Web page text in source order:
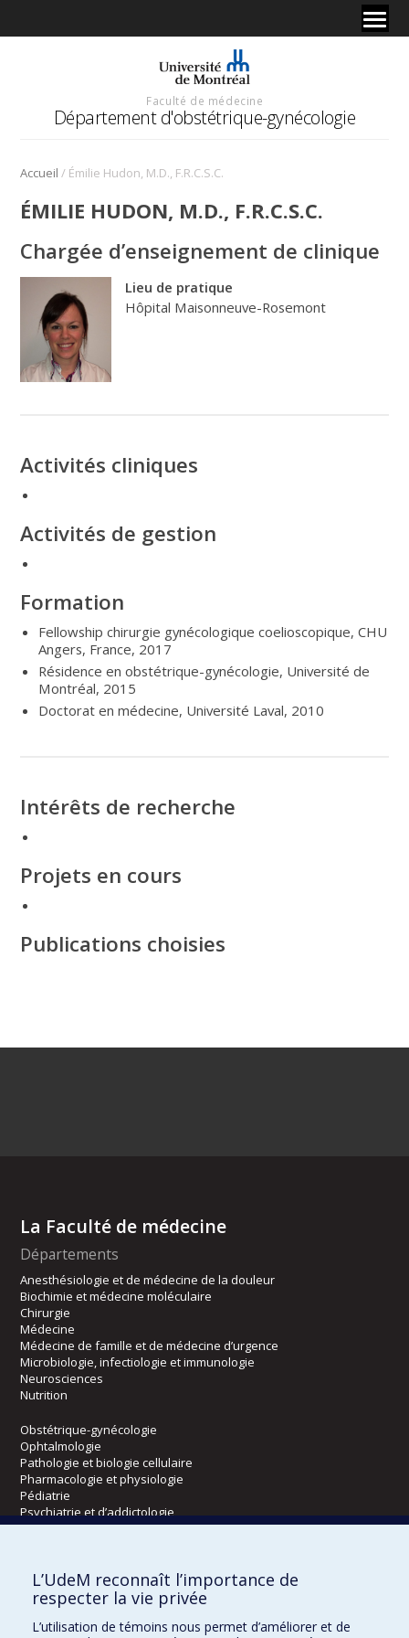
Faculté de médecine
Département d'obstétrique-gynécologie
Accueil / Émilie Hudon, M.D., F.R.C.S.C.
ÉMILIE HUDON, M.D., F.R.C.S.C.
Chargée d’enseignement de clinique
Lieu de pratique
Hôpital Maisonneuve-Rosemont
Activités cliniques
Activités de gestion
Formation
Fellowship chirurgie gynécologique coelioscopique, CHU
Angers, France, 2017
Résidence en obstétrique-gynécologie, Université de
Montréal, 2015
Doctorat en médecine, Université Laval, 2010
Intérêts de recherche
Projets en cours
Publications choisies
La Faculté de médecine
Départements
Anesthésiologie et de médecine de la douleur
Biochimie et médecine moléculaire
Chirurgie
Médecine
Médecine de famille et de médecine d’urgence
Microbiologie, infectiologie et immunologie
Neurosciences
Nutrition
Obstétrique-gynécologie
Ophtalmologie
Pathologie et biologie cellulaire
Pharmacologie et physiologie
Pédiatrie
Psychiatrie et d’addictologie
Radiologie, radio-oncologie et médecine nucléaire
Écoles
Orthophonie et audiologie
L’UdeM reconnaît l’importance de
respecter la vie privée
L’utilisation de témoins nous permet d’améliorer et de